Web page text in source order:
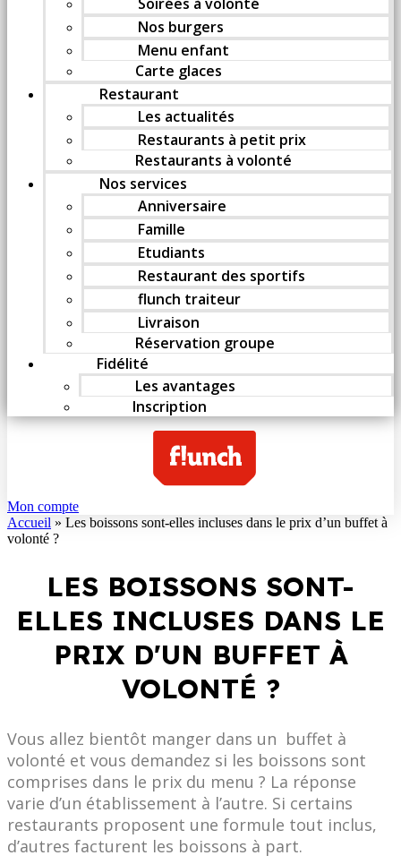
Nos burgers
Menu enfant
Carte glaces
Restaurant
Les actualités
Restaurants à petit prix
Restaurants à volonté
Nos services
Anniversaire
Famille
Etudiants
Restaurant des sportifs
flunch traiteur
Livraison
Réservation groupe
Fidélité
Les avantages
Inscription
Mon compte
Accueil » Les boissons sont-elles incluses dans le prix d’un buffet à
volonté ?
LES BOISSONS SONT-
ELLES INCLUSES DANS LE
PRIX D'UN BUFFET À
VOLONTÉ ?
Vous allez bientôt manger dans un buffet à
volonté et vous demandez si les boissons sont
comprises dans le prix du menu ? La réponse
varie d’un établissement à l’autre. Si certains
restaurants proposent une formule tout inclus,
d’autres facturent les boissons à part.